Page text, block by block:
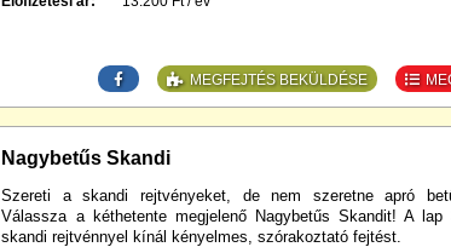
MEGFEJTÉS BEKÜLDÉSE
Nagybetűs Skandi
Szereti a skandi rejtvényeket, de nem szeretne apró
Válassza a kéthetente megjelenő Nagybetűs Skandit! A
skandi rejtvénnyel kínál kényelmes, szórakoztató fejtést.